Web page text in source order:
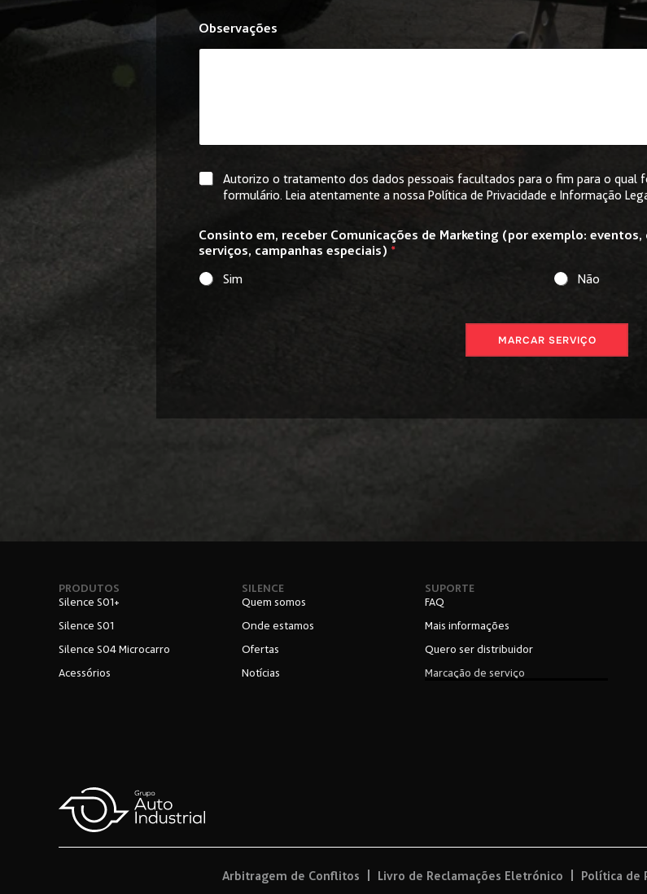
Observações
G
*
Autorizo o tratamento dos dados pessoais facultados para o fim para o qual
formulário. Leia atentamente a nossa Política de Privacidade e Informação
Consinto em, receber Comunicações de Marketing (por exemplo:
serviços, campanhas especiais) *
Sim
Não
MARCAR SERVIÇO
PRODUTOS
Silence S01+
Silence S01
Silence S04 Microcarro
Acessórios
SILENCE
Quem somos
Onde estamos
Ofertas
Notícias
SUPORTE
FAQ
Mais informações
Quero ser distribuidor
Marcação de serviço
Arbitragem de Conflitos Livro de Reclamações Eletrónico Política de